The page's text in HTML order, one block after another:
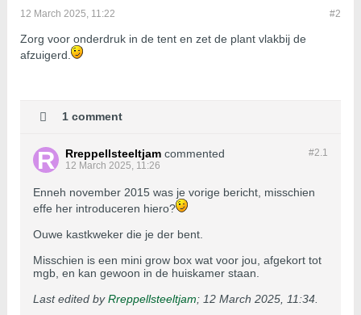
#2
12 March 2025, 11:22
Zorg voor onderdruk in de tent en zet de plant vlakbij de
afzuigerd.
1 comment
#2.1
Rreppellsteeltjam commented
12 March 2025, 11:26
Enneh november 2015 was je vorige bericht, misschien
effe her introduceren hiero?
Ouwe kastkweker die je der bent.
Misschien is een mini grow box wat voor jou, afgekort tot
mgb, en kan gewoon in de huiskamer staan.
Last edited byRreppellsteeltjam; 12 March 2025, 11:34